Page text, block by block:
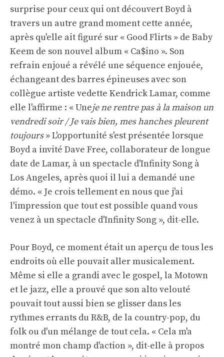
surprise pour ceux qui ont découvert Boyd à
travers un autre grand moment cette année,
après qu'elle ait figuré sur « Good Flirts » de Baby
Keem de son nouvel album « Ca$ino ». Son
refrain enjoué a révélé une séquence enjouée,
échangeant des barres épineuses avec son
collègue artiste vedette Kendrick Lamar, comme
elle l'affirme : « Uneje ne rentre pas à la maison un
vendredi soir / Je vais bien, mes hanches pleurent
toujours» L'opportunité s'est présentée lorsque
Boyd a invité Dave Free, collaborateur de longue
date de Lamar, à un spectacle d'Infinity Song à
Los Angeles, après quoi il lui a demandé une
démo. « Je crois tellement en nous que j'ai
l'impression que tout est possible quand vous
venez à un spectacle d'Infinity Song », dit-elle.
Pour Boyd, ce moment était un aperçu de tous les
endroits où elle pouvait aller musicalement.
Même si elle a grandi avec le gospel, la Motown
et le jazz, elle a prouvé que son alto velouté
pouvait tout aussi bien se glisser dans les
rythmes errants du R&B, de la country-pop, du
folk ou d'un mélange de tout cela. « Cela m'a
montré mon champ d'action », dit-elle à propos